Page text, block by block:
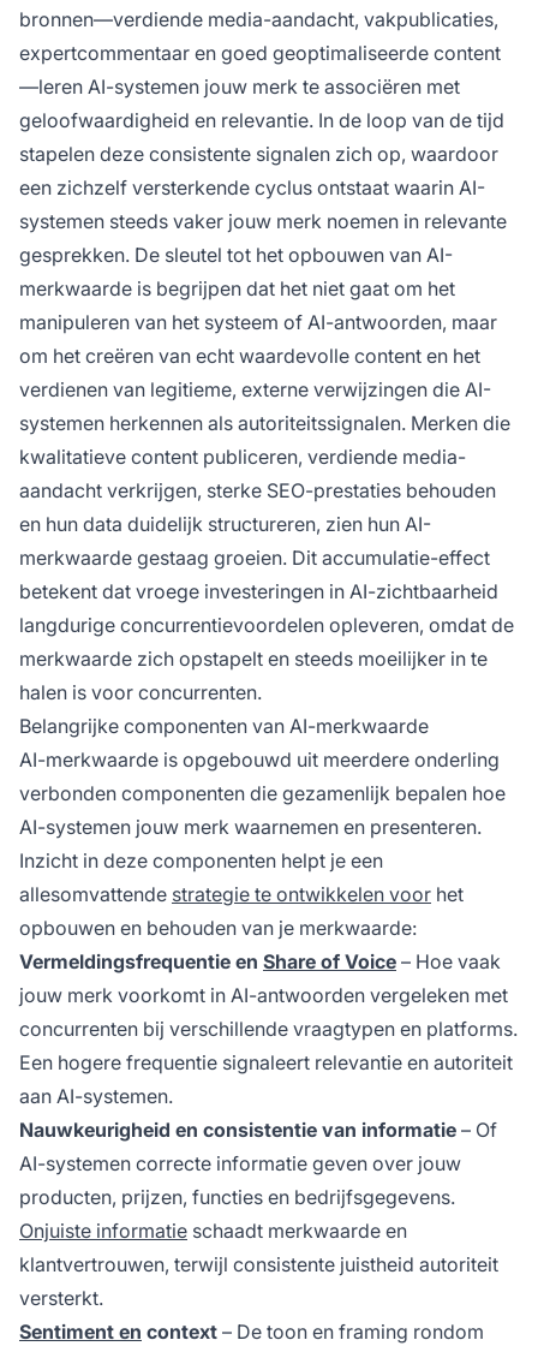
bronnen—verdiende media-aandacht, vakpublicaties,
expertcommentaar en goed geoptimaliseerde content
—leren AI-systemen jouw merk te associëren met
geloofwaardigheid en relevantie. In de loop van de tijd
stapelen deze consistente signalen zich op, waardoor
een zichzelf versterkende cyclus ontstaat waarin AI-
systemen steeds vaker jouw merk noemen in relevante
gesprekken. De sleutel tot het opbouwen van AI-
merkwaarde is begrijpen dat het niet gaat om het
manipuleren van het systeem of AI-antwoorden, maar
om het creëren van echt waardevolle content en het
verdienen van legitieme, externe verwijzingen die AI-
systemen herkennen als autoriteitssignalen. Merken die
kwalitatieve content publiceren, verdiende media-
aandacht verkrijgen, sterke SEO-prestaties behouden
en hun data duidelijk structureren, zien hun AI-
merkwaarde gestaag groeien. Dit accumulatie-effect
betekent dat vroege investeringen in AI-zichtbaarheid
langdurige concurrentievoordelen opleveren, omdat de
merkwaarde zich opstapelt en steeds moeilijker in te
halen is voor concurrenten.
Belangrijke componenten van AI-merkwaarde
AI-merkwaarde is opgebouwd uit meerdere onderling
verbonden componenten die gezamenlijk bepalen hoe
AI-systemen jouw merk waarnemen en presenteren.
Inzicht in deze componenten helpt je een
allesomvattende strategie te ontwikkelen voor het
opbouwen en behouden van je merkwaarde:
Vermeldingsfrequentie en Share of Voice – Hoe vaak
jouw merk voorkomt in AI-antwoorden vergeleken met
concurrenten bij verschillende vraagtypen en platforms.
Een hogere frequentie signaleert relevantie en autoriteit
aan AI-systemen.
Nauwkeurigheid en consistentie van informatie – Of
AI-systemen correcte informatie geven over jouw
producten, prijzen, functies en bedrijfsgegevens.
Onjuiste informatie schaadt merkwaarde en
klantvertrouwen, terwijl consistente juistheid autoriteit
versterkt.
Sentiment en context – De toon en framing rondom